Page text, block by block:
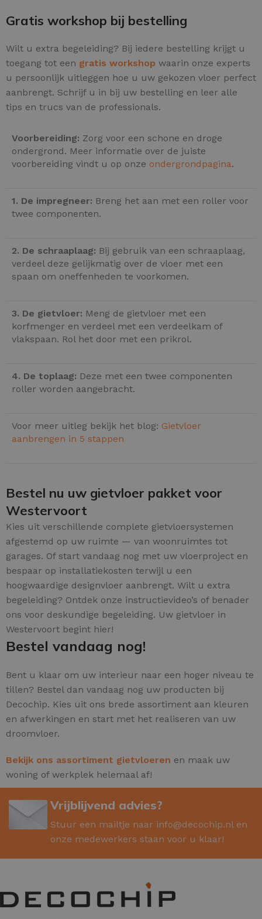
Gratis workshop bij bestelling
Wilt u extra begeleiding? Bij iedere bestelling krijgt u
toegang tot een gratis workshop waarin onze experts
u persoonlijk uitleggen hoe u uw gekozen vloer perfect
aanbrengt. Schrijf u in bij uw bestelling en leer alle
tips en trucs van de professionals.
Voorbereiding: Zorg voor een schone en droge
ondergrond. Meer informatie over de juiste
voorbereiding vindt u op onze ondergrondpagina.
1. De impregneer: Breng het aan met een roller voor
twee componenten.
2. De schraaplaag: Bij gebruik van een schraaplaag,
verdeel deze gelijkmatig over de vloer met een
spaan om oneffenheden te voorkomen.
3. De gietvloer: Meng de gietvloer met een
korfmenger en verdeel met een verdeelkam of
vlakspaan. Rol het door met een prikrol.
4. De toplaag: Deze met een twee componenten
roller worden aangebracht.
Voor meer uitleg bekijk het blog: Gietvloer
aanbrengen in 5 stappen
Bestel nu uw gietvloer pakket voor
Westervoort
Kies uit verschillende complete gietvloersystemen
afgestemd op uw ruimte — van woonruimtes tot
garages. Of start vandaag nog met uw vloerproject en
bespaar op installatiekosten terwijl u een
hoogwaardige designvloer aanbrengt. Wilt u extra
begeleiding? Ontdek onze instructievideo’s of benader
ons voor deskundige begeleiding. Uw gietvloer in
Westervoort begint hier!
Bestel vandaag nog!
Bent u klaar om uw interieur naar een hoger niveau te
tillen? Bestel dan vandaag nog uw producten bij
Decochip. Kies uit ons brede assortiment aan kleuren
en afwerkingen en start met het realiseren van uw
droomvloer.
Bekijk ons assortiment gietvloeren en maak uw
woning of werkplek helemaal af!
Vrijblijvend advies?
Stuur een mailtje naar info@decochip.nlen
onze medewerkers staan voor u klaar!